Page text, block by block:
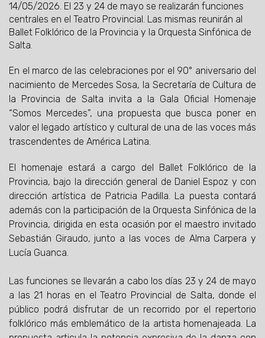
14/05/2026. El 23 y 24 de mayo se realizarán funciones
centrales en el Teatro Provincial. Las mismas reunirán al
Ballet Folklórico de la Provincia y la Orquesta Sinfónica de
Salta.
En el marco de las celebraciones por el 90° aniversario del
nacimiento de Mercedes Sosa, la Secretaría de Cultura de
la Provincia de Salta invita a la Gala Oficial Homenaje
“Somos Mercedes”, una propuesta que busca poner en
valor el legado artístico y cultural de una de las voces más
trascendentes de América Latina.
El homenaje estará a cargo del Ballet Folklórico de la
Provincia, bajo la dirección general de Daniel Espoz y con
dirección artística de Patricia Padilla. La puesta contará
además con la participación de la Orquesta Sinfónica de la
Provincia, dirigida en esta ocasión por el maestro invitado
Sebastián Giraudo, junto a las voces de Alma Carpera y
Lucía Guanca.
Las funciones se llevarán a cabo los días 23 y 24 de mayo
a las 21 horas en el Teatro Provincial de Salta, donde el
público podrá disfrutar de un recorrido por el repertorio
folklórico más emblemático de la artista homenajeada. La